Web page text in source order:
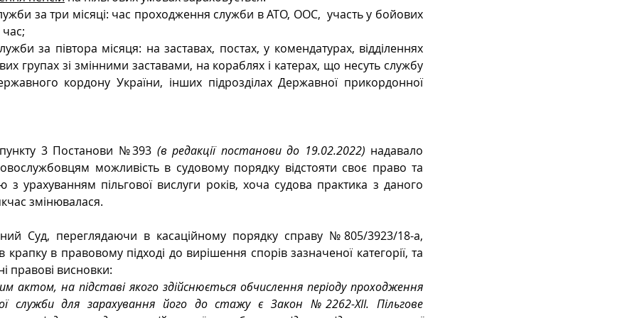
за три місяці: час проходження служби в АТО, ООС,  участь у бойових
за півтора місяця: на заставах, постах, у комендатурах, відділеннях
групах зі змінними заставами, на кораблях і катерах, що несуть службу
кордону України, інших підрозділах Державної прикордонної
3 Постанови №393 (в редакції постанови до 19.02.2022) надавало
можливість в судовому порядку відстояти своє право та
з урахуванням пільгової вислуги років, хоча судова практика з даного
змінювалася.
Суд, переглядаючи в касаційному порядку справу №805/3923/18-а,
в правовому підході до вирішення спорів зазначеної категорії, та
правові висновки:
актом, на підставі якого здійснюється обчислення періоду проходження
служби для зарахування його до стажу є Закон №2262-XII. Пільгове